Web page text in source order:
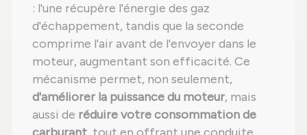
: l'une récupère l'énergie des gaz
d'échappement, tandis que la seconde
comprime l'air avant de l'envoyer dans le
moteur, augmentant son efficacité. Ce
mécanisme permet, non seulement,
d'améliorer la puissance du moteur, mais
aussi de réduire votre consommation de